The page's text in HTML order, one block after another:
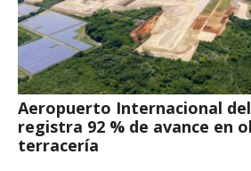
Aeropuerto Internacional
registra 92 % de avance en
terracería